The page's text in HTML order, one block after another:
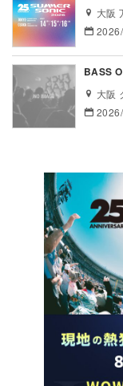
大阪
BASS
大阪